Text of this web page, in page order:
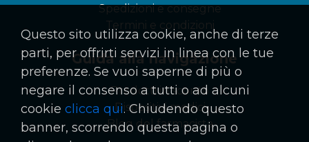
Spedizioni e consegne
Termini e condizioni
Guida alla navigazione
Prodotti in sconto
Dispositivi medici
Blog del farmacista
Questo sito utilizza cookie, anche di terze
parti, per offrirti servizi in linea con le tue
preferenze. Se vuoi saperne di più o
negare il consenso a tutti o ad alcuni
cookie clicca qui. Chiudendo questo
banner, scorrendo questa pagina o